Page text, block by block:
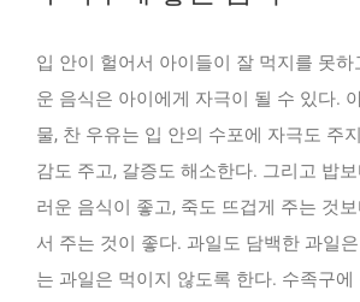
입 안이 헐어서 아이들이 잘 먹지를 못하
운 음식은 아이에게 자극이 될 수 있다.
물, 찬 우유는 입 안의 수포에 자극도 주
감도 주고, 갈증도 해소한다. 그리고 밥
러운 음식이 좋고, 죽도 뜨겁게 주는 것
서 주는 것이 좋다. 과일도 담백한 과일
는 과일은 먹이지 않도록 한다. 수족구